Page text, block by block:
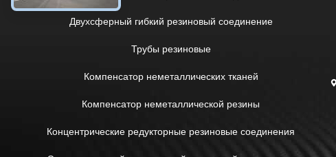
Двухсферный гибкий резиновый соединение
Трубы резиновые
Компенсатор неметаллических тканей
Компенсатор неметаллической резины
Концентрические редукторные резиновые соединения